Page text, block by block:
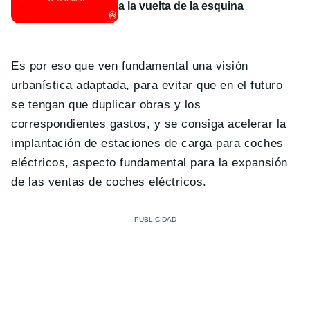
a la vuelta de la esquina
Es por eso que ven fundamental una visión
urbanística adaptada, para evitar que en el futuro
se tengan que duplicar obras y los
correspondientes gastos, y se consiga acelerar la
implantación de estaciones de carga para coches
eléctricos, aspecto fundamental para la expansión
de las ventas de coches eléctricos.